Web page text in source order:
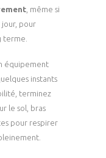
, même si
jour, pour
terme.
équipement
instants
terminez
le sol, bras
pour respirer